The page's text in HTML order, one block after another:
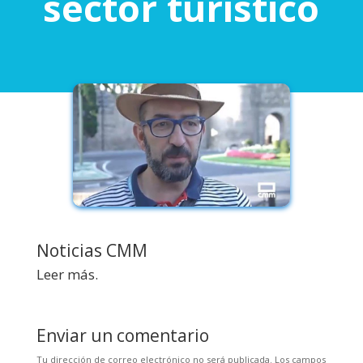
Noticias CMM
Leer más.
Enviar un comentario
Tu dirección de correo electrónico no será publicada. Los campos